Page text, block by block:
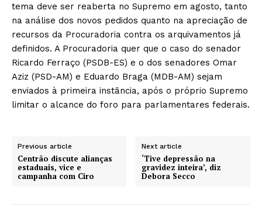
tema deve ser reaberta no Supremo em agosto, tanto
na análise dos novos pedidos quanto na apreciação de
recursos da Procuradoria contra os arquivamentos já
definidos. A Procuradoria quer que o caso do senador
Ricardo Ferraço (PSDB-ES) e o dos senadores Omar
Aziz (PSD-AM) e Eduardo Braga (MDB-AM) sejam
enviados à primeira instância, após o próprio Supremo
limitar o alcance do foro para parlamentares federais.
Previous article
Centrão discute alianças
estaduais, vice e
campanha com Ciro
Next article
‘Tive depressão na
gravidez inteira’, diz
Debora Secco